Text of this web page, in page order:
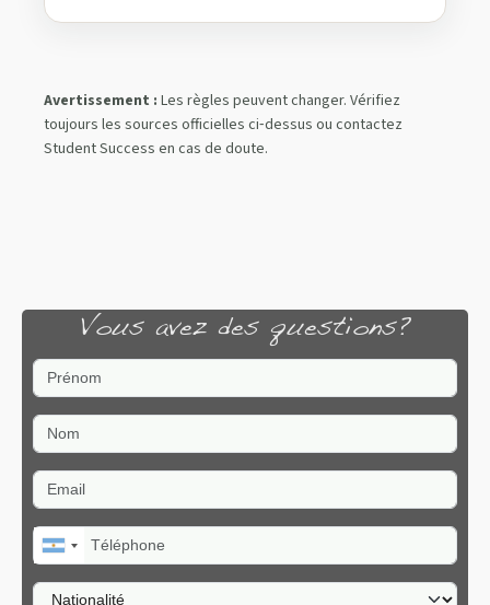
Avertissement : Les règles peuvent changer. Vérifiez
toujours les sources officielles ci‑dessus ou contactez
Student Success en cas de doute.
Vous avez des questions?
Prénom
Nom
Email
Téléphone
Nationalité